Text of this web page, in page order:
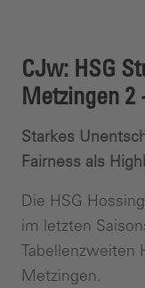
CJw: HSG
Metzingen 2
Starkes
Fairness als
Die HSG
im letzten
Tabellenzweiten
Metzingen.